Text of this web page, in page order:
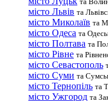
місто Львів та
місто Миколаїв та
місто Одеса та
місто Полтава та
місто Рівне та
місто Севастополь
місто Суми та
місто Тернопіль та
місто Ужгород та